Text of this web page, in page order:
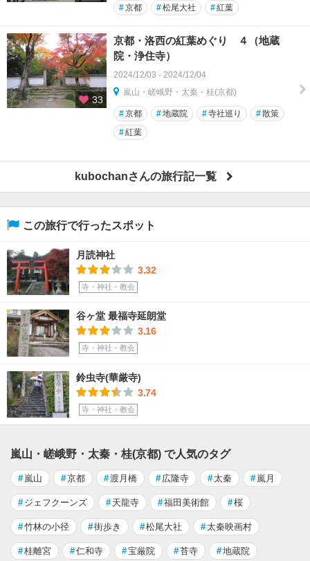
#京都 #松尾大社 #紅葉
33
京都・洛西の紅葉めぐり ４（地蔵
院・浄住寺）
2024/12/03 - 2024/12/04
嵐山・嵯峨野・太秦・桂(京都)
#京都 #地蔵院 #寺社巡り #散策
#紅葉
kubochanさんの旅行記一覧
この旅行で行ったスポット
月読神社
3.32
寺・神社・教会
谷ヶ堂 最福寺延朗堂
3.16
寺・神社・教会
鈴虫寺(華厳寺)
3.74
寺・神社・教会
嵐山・嵯峨野・太秦・桂(京都) で人気のタグ
# 嵐山 #京都 #渡月橋 # 広隆寺 #太秦 # 嵐月
# ジェフクーンズ # 天龍寺 #福田美術館 #桜
#竹林の小径 #街歩き #松尾大社 #太秦映画村
#桂離宮 #仁和寺 #宝厳院 #苔寺 #地蔵院